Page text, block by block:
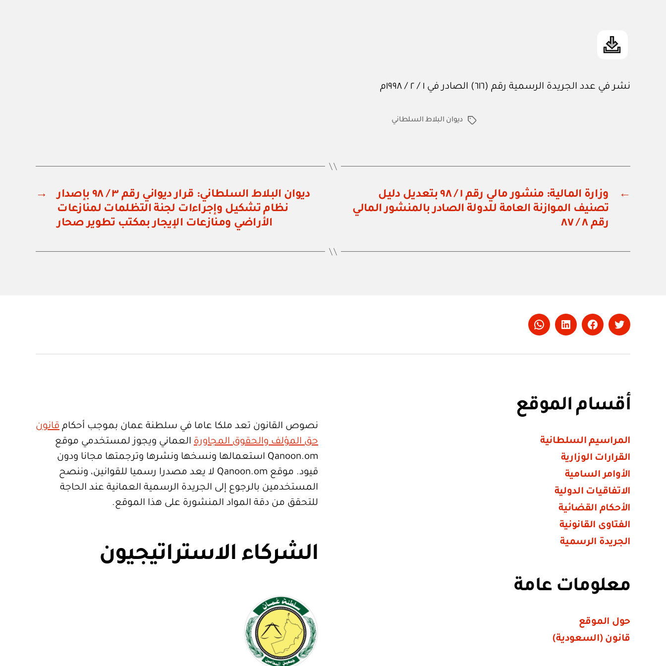
نشر في عدد الجريدة الرسمية رقم (٦١٦) الصادر في ١ / ٢ / ١٩٩٨م
الوسومديوان البلاط السلطاني
←
وزارة المالية: منشور مالي رقم ١ / ٩٨ بتعديل دليل
تصنيف الموازنة العامة للدولة الصادر بالمنشور المالي
رقم ٨ / ٨٧
→
ديوان البلاط السلطاني: قرار ديواني رقم ٣ / ٩٨ بإصدار
نظام تشكيل وإجراءات لجنة التظلمات لمنازعات
الأراضي ومنازعات الإيجار بمكتب تطوير صحار
Twitter
Facebook
LinkedIn
Whatsapp
أقسام الموقع
المراسيم السلطانية
القرارات الوزارية
الأوامر السامية
الاتفاقيات الدولية
الأحكام القضائية
الفتاوى القانونية
الجريدة الرسمية
معلومات عامة
حول الموقع
قانون (السعودية)
نصوص القانون تعد ملكا عاما في سلطنة عمان بموجب أحكام قانون
حق المؤلف والحقوق المجاورة العماني ويجوز لمستخدمي موقع
Qanoon.om استعمالها ونسخها ونشرها وترجمتها مجانا ودون
قيود. موقع Qanoon.om لا يعد مصدرا رسميا للقوانين، وننصح
المستخدمين بالرجوع إلى الجريدة الرسمية العمانية عند الحاجة
للتحقق من دقة المواد المنشورة على هذا الموقع.
الشركاء الاستراتيجيون